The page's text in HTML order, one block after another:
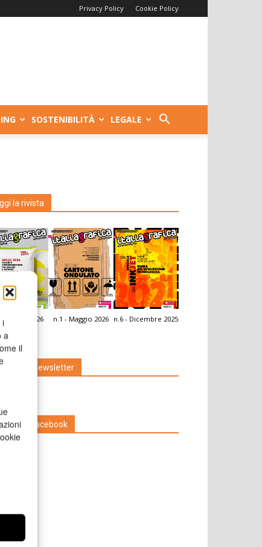
i
a
il
Privacy Policy Cookie Policy
SOSTENIBILITÀ LEGALE
la rivista
- Giugno 2026 n.1 - Maggio 2026 n.6 - Dicembre 2025
Web
alla newsletter
su Facebook